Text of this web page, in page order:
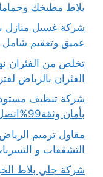
بلاط مطبخك وحمامك
عميق وتعقيم شامل
الفئران بالرياض
شركة تنظيف
بأمان وثقة99%اتصل بنا واحصل على 33%خصم فوري
التشققات و